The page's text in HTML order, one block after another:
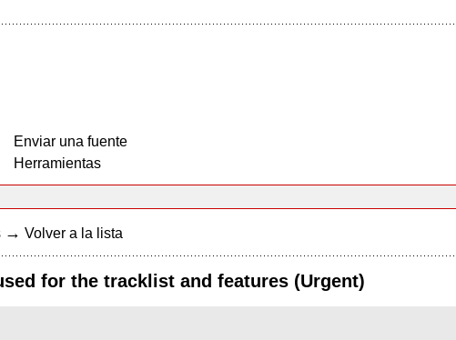
Enviar una fuente
Herramientas
→ Volver a la lista
for the tracklist and features (Urgent)